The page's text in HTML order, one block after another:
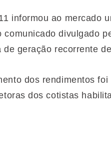
informou ao mercado
comunicado divulgado
de geração recorrente
dos rendimentos
dos cotistas